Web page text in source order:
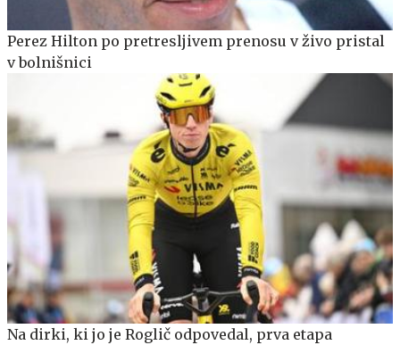
Perez Hilton po pretresljivem prenosu v živo pristal
v bolnišnici
Na dirki, ki jo je Roglič odpovedal, prva etapa